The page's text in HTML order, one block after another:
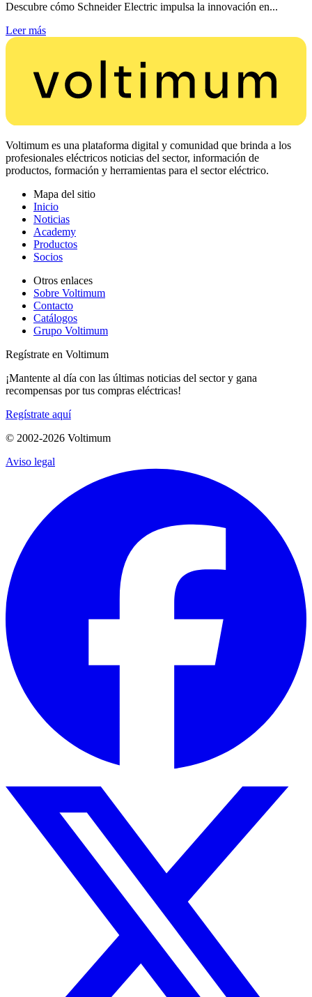
Descubre cómo Schneider Electric impulsa la innovación en...
Leer más
Voltimum es una plataforma digital y comunidad que brinda a los
profesionales eléctricos noticias del sector, información de
productos, formación y herramientas para el sector eléctrico.
Mapa del sitio
Inicio
Noticias
Academy
Productos
Socios
Otros enlaces
Sobre Voltimum
Contacto
Catálogos
Grupo Voltimum
Regístrate en Voltimum
¡Mantente al día con las últimas noticias del sector y gana
recompensas por tus compras eléctricas!
Regístrate aquí
© 2002-2026 Voltimum
Aviso legal